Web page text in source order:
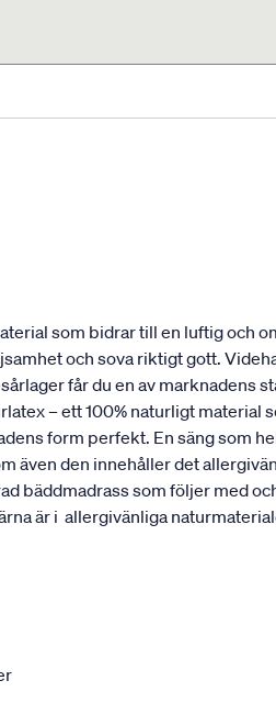
som bidrar till en luftig och
och sova riktigt gott.
får du en av
– ett 100% naturligt
form perfekt. En säng som
även den innehåller det
bäddmadrass som följer med
är i allergivänliga